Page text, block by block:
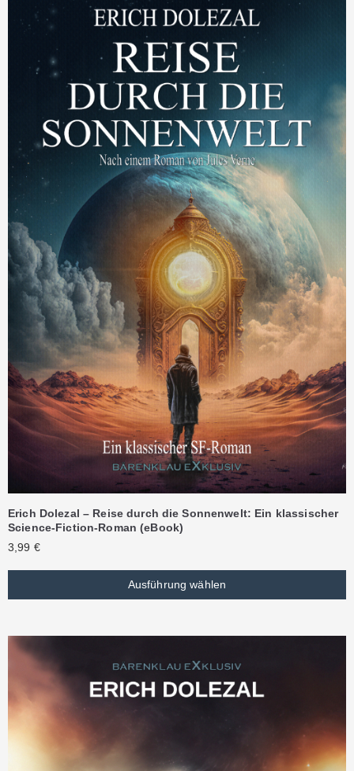
Erich Dolezal – Reise durch die Sonnenwelt: Ein klassischer
Science-Fiction-Roman (eBook)
3,99 €
Ausführung wählen